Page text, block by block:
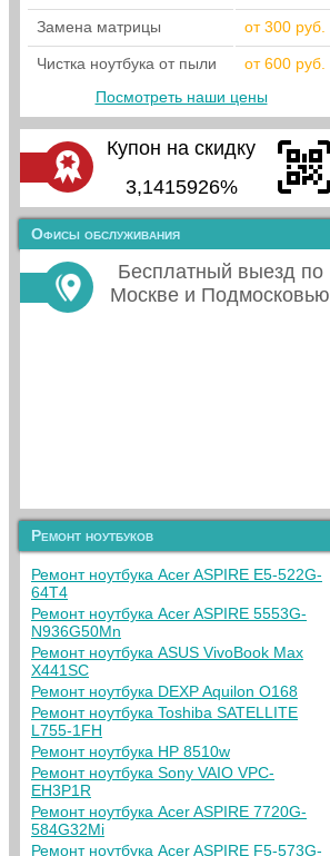
Замена матрицы от 300 руб.
Чистка ноутбука от пыли
от 600 руб.
Посмотреть наши цены
Купон на скидку
3,1415926%
Офисы обслуживания
Бесплатный выезд по
Москве и Подмосковью
Ремонт ноутбуков
Ремонт ноутбука Acer ASPIRE E5-522G-
64T4
Ремонт ноутбука Acer ASPIRE 5553G-
N936G50Mn
Ремонт ноутбука ASUS VivoBook Max
X441SC
Ремонт ноутбука DEXP Aquilon O168
Ремонт ноутбука Toshiba SATELLITE
L755-1FH
Ремонт ноутбука HP 8510w
Ремонт ноутбука Sony VAIO VPC-
EH3P1R
Ремонт ноутбука Acer ASPIRE 7720G-
584G32Mi
Ремонт ноутбука Acer ASPIRE F5-573G-